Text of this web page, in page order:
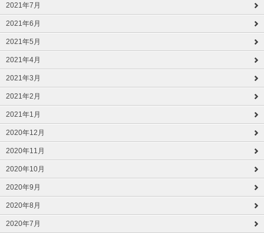
2021年7月
2021年6月
2021年5月
2021年4月
2021年3月
2021年2月
2021年1月
2020年12月
2020年11月
2020年10月
2020年9月
2020年8月
2020年7月